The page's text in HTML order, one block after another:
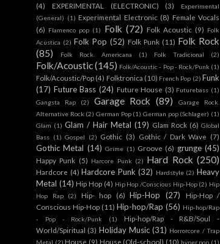
(4)
EXPERIMENTAL (ELECTRONIC) (3)
Experimental
(General) (1) Experimental Electronic (8) Female Vocals
(6) Flamenco pop (1) Folk (72) Folk Acoustic (9) Folk
Acústica (2) Folk Pop (52) Folk Punk (11) Folk Rock
(85)
Folk Rock. Americana (1) Folk Tradicional (2)
Folk/Acoustic(145) Folk/Acoustic - Pop - Rock/Punk (1)
Folk/Acoustic/Pop (4) Folktronica (10) French Pop (2) Funk
(17) Future Bass (24) Future House (3) Futurebass (1)
Gangsta Rap
(2) Garage Rock (89)
Garage Rock.
Alternative Rock (2) German Pop (1) German pop (Schlager) (1)
Glam (1) Glam / Hair Metal (19) Glam Rock (6) Global
Bass (1) Gospel (2) Gothic (3) Gothic / Dark Wave (7)
Gothic Metal (14) Grime (1) Groove (6) grunge (45)
Happy Punk (5) Harcore Punk (2) Hard Rock (250)
Hardcore (4) Hardcore Punk (32) Hardstyle (2) Heavy
Metal (14) Hip Hop (4) Hip Hop /Conscious Hip-Hop (2) Hip
Hop Rap
(2) Hip- hop (6) Hip-Hop (27)
Hip-Hop /
Conscious Hip-Hop (11) Hip-hop/Rap (56) Hip-hop/Rap
- Pop - Rock/Punk
(1)
Hip-hop/Rap - R&B/Soul -
World/Spiritual (3) Holiday Music (31) Horrorcore / Trap
Metal (2) House (9) House (Old-school) (10) hyper pop (1)